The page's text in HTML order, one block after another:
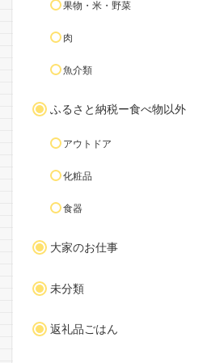
果物・米・野菜
肉
魚介類
ふるさと納税ー食べ物以外
アウトドア
化粧品
食器
大家のお仕事
未分類
返礼品ごはん